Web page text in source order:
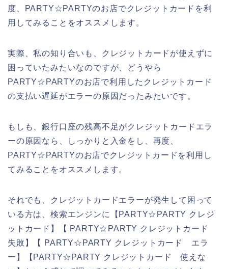
度、PARTY☆PARTYのお店でクレジットカードを利
用してみることをオススメします。
実際、私の知り合いも、クレジットカードが使えずに
困っていたみたいなのですが、どうやら
PARTY☆PARTYのお店で利用したクレジットカード
の支払い遅延がエラーの原因だったみたいです。
もしも、銀行口座の残高不足がクレジットカードエラ
ーの原因なら、しっかりと入金をし、再度、
PARTY☆PARTYのお店でクレジットカードを利用し
てみることをオススメします。
それでも、クレジットカードエラーが発生して困って
いる方は、検索エンジンに【PARTY☆PARTY クレジ
ットカード】【 PARTY☆PARTY クレジットカード
失敗】【 PARTY☆PARTY クレジットカード エラ
ー】【PARTY☆PARTY クレジットカード 使えな